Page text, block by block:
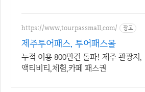
https://www.tourpassmall.com/ 광고
제주투어패스, 투어패스몰
누적 이용 800만건 돌파! 제주 관광지,
액티비티,체험,카페 패스권